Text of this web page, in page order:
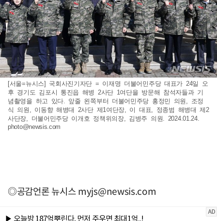
[서울=뉴시스] 국회사진기자단 = 이재명 더불어민주당 대표가 24일 오
후 경기도 김포시 통진읍 해병 2사단 1여단을 방문해 참석자들과 기
념촬영을 하고 있다. 앞줄 왼쪽부터 더불어민주당 홍정민 의원, 조정
식 의원, 이동향 해병대 2사단 제1여단장, 이 대표, 정종범 해병대 제2
사단장, 더불어민주당 이개호 정책위의장, 김병주 의원. 2024.01.24.
photo@newsis.com
◎공감언론 뉴시스myjs@newsis.com